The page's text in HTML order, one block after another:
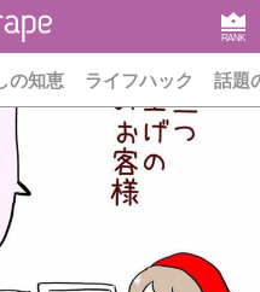
RANK
の知恵 ライフハック 話題